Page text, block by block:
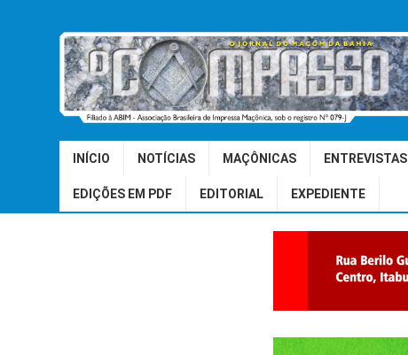
INÍCIO NOTÍCIAS MAÇÔNICAS ENTREVISTAS
EDIÇÕES EM PDF EDITORIAL EXPEDIENTE